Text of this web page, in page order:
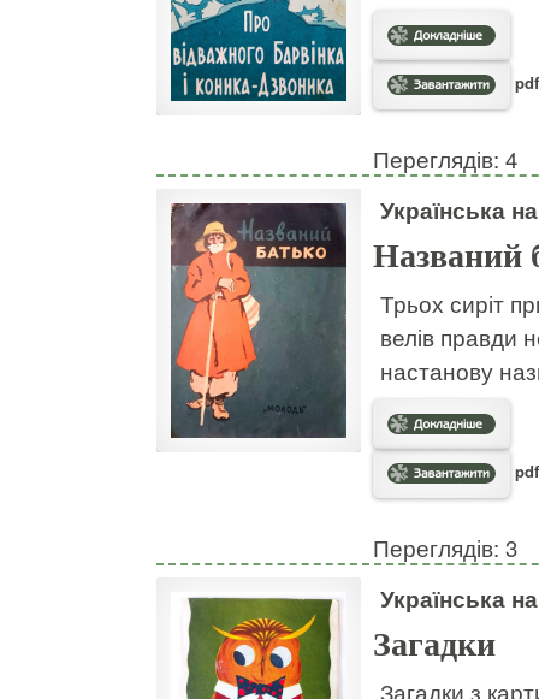
Переглядів: 4
Українська
Названий
Трьох сиріт
велів правди
настанову
Переглядів: 3
Українська
Загадки
Загадки з